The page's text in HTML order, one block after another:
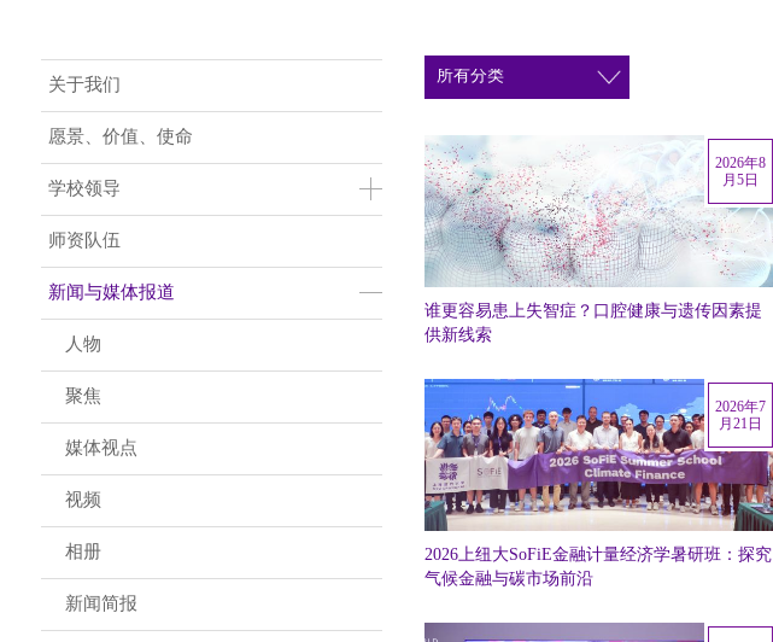
Main Menu CN
关于我们
愿景、价值、使命
学校领导
师资队伍
新闻与媒体报道
人物
聚焦
媒体视点
视频
相册
新闻简报
谁更容易患上失智症？口腔健康与遗传因素提
供新线索
2026年8
月5日
2026上纽大SoFiE金融计量经济学暑研班：探究
气候金融与碳市场前沿
2026年7
月21日